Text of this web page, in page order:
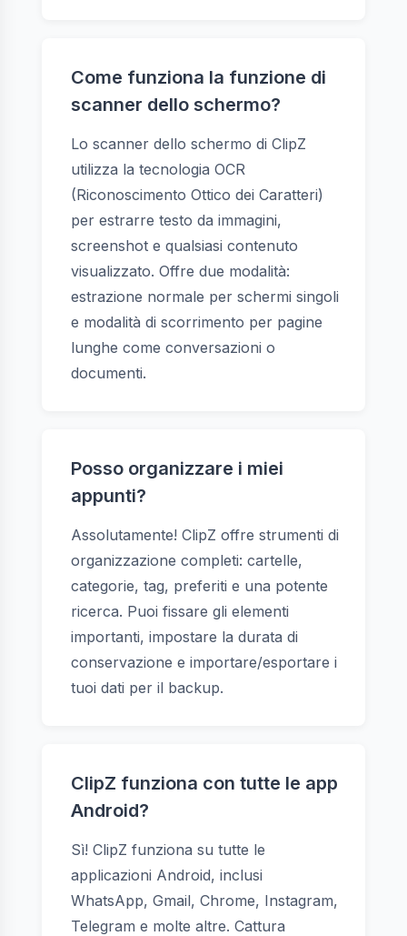
Come funziona la funzione di
scanner dello schermo?
Lo scanner dello schermo di ClipZ
utilizza la tecnologia OCR
(Riconoscimento Ottico dei Caratteri)
per estrarre testo da immagini,
screenshot e qualsiasi contenuto
visualizzato. Offre due modalità:
estrazione normale per schermi singoli
e modalità di scorrimento per pagine
lunghe come conversazioni o
documenti.
Posso organizzare i miei
appunti?
Assolutamente! ClipZ offre strumenti di
organizzazione completi: cartelle,
categorie, tag, preferiti e una potente
ricerca. Puoi fissare gli elementi
importanti, impostare la durata di
conservazione e importare/esportare i
tuoi dati per il backup.
ClipZ funziona con tutte le app
Android?
Sì! ClipZ funziona su tutte le
applicazioni Android, inclusi
WhatsApp, Gmail, Chrome, Instagram,
Telegram e molte altre. Cattura